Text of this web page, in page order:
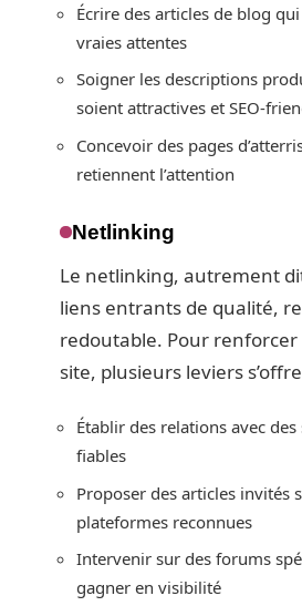
Écrire des articles de blog
vraies attentes
Soigner les descriptions
soient attractives et SEO-
Concevoir des pages
retiennent l’attention
Netlinking
Le netlinking, autrement
liens entrants de qualité,
redoutable. Pour renforcer
site, plusieurs leviers
Établir des relations avec
fiables
Proposer des articles invités
plateformes reconnues
Intervenir sur des forums
gagner en visibilité